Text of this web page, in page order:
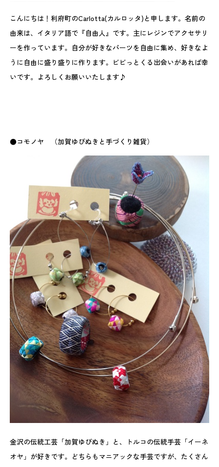
こんにちは！利府町のCarlotta(カルロッタ)と申します。名前の
由来は、イタリア語で『自由人』です。主にレジンでアクセサリ
ーを作っています。自分が好きなパーツを自由に集め、好きなよ
うに自由に盛り盛りに作ります。ビビっとくる出会いがあれば幸
いです。よろしくお願いいたします♪
●コモノヤ （加賀ゆびぬきと手づくり雑貨）
金沢の伝統工芸「加賀ゆびぬき」と、トルコの伝統手芸「イーネ
オヤ」が好きです。どちらもマニアックな手芸ですが、たくさん